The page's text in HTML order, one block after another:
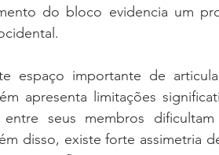
do bloco evidencia um
espaço importante de
apresenta limitações
seus membros
disso, existe forte assimetria